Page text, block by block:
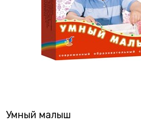
Умный малыш